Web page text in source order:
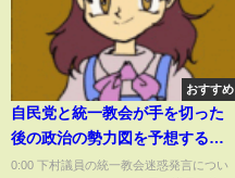
おすすめ
自民党と統一教会が手を切った
後の政治の勢力図を予想するひ
ろゆき【ひろゆき切り抜き】れ
0:00 下村議員の統一教会迷惑発言につい